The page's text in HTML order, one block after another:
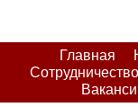
Главная
Сотрудничество